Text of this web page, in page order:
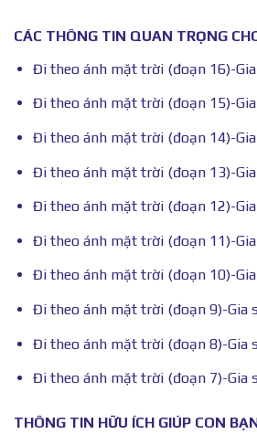
CÁC THÔNG TIN QUAN TRỌNG
Đi theo ánh mặt trời (đoạn 16)-
Đi theo ánh mặt trời (đoạn 15)-
Đi theo ánh mặt trời (đoạn 14)-
Đi theo ánh mặt trời (đoạn 13)-
Đi theo ánh mặt trời (đoạn 12)-
Đi theo ánh mặt trời (đoạn 11)-
Đi theo ánh mặt trời (đoạn 10)-
Đi theo ánh mặt trời (đoạn 9)-Gia
Đi theo ánh mặt trời (đoạn 8)-Gia
Đi theo ánh mặt trời (đoạn 7)-Gia
THÔNG TIN HỮU ÍCH GIÚP CON